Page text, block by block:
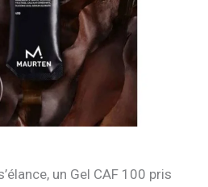
un Gel CAF 100 pris